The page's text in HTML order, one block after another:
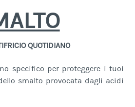
specifico per proteggere i tuoi
smalto provocata dagli acidi